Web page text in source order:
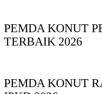
PEMDA KONUT
TERBAIK 2026
PEMDA KONUT